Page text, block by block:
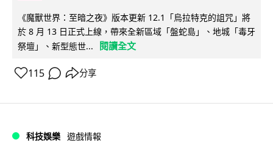
《魔獸世界：至暗之夜》版本更新 12.1「烏拉特克的詛咒」將
於 8 月 13 日正式上線，帶來全新區域「盤蛇島」、地城「毒牙
祭壇」、新型態世...
閱讀全文
115 分享
科技娛樂 遊戲情報